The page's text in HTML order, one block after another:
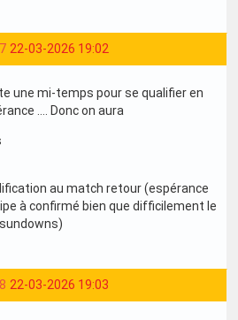
22-03-2026 19:02
une mi-temps pour se qualifier en
…. Donc on aura
au match retour (espérance
à confirmé bien que difficilement le
22-03-2026 19:03